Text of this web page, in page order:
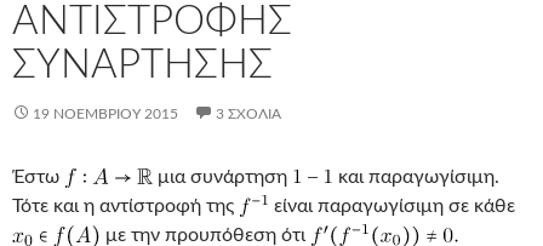
ΑΝΤΙΣΤΡΟΦΗΣ
ΣΥΝΑΡΤΗΣΗΣ
19 ΝΟΕΜΒΡΊΟΥ 2015 3 ΣΧΌΛΙΑ
Έστω μια συνάρτηση
και παραγωγίσιμη.
Τότε και η αντίστροφή της
είναι παραγωγίσιμη σε κάθε
με την προυπόθεση ότι